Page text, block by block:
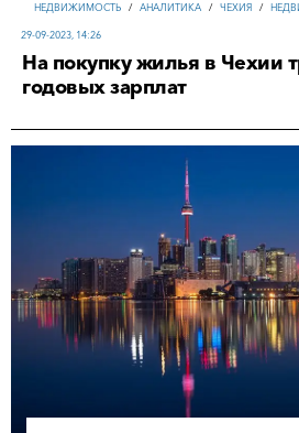
НЕДВИЖИМОСТЬ / АНАЛИТИКА / ЧЕХИЯ /
29-09-2023, 14:26
На покупку жилья в Чехии
годовых зарплат